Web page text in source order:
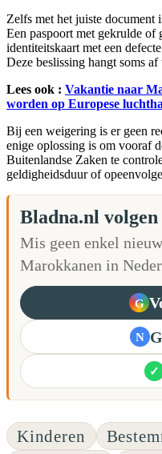
Zelfs met het juiste document
Een paspoort met gekrulde of
identiteitskaart met een
Deze beslissing hangt soms
Lees ook : Vakantie naar
worden op Europese
Bij een weigering is er geen
enige oplossing is om vooraf
Buitenlandse Zaken te
geldigheidsduur of
Bladna.nl volgen
Mis geen enkel
Marokkanen in
G
N
✓
Kinderen